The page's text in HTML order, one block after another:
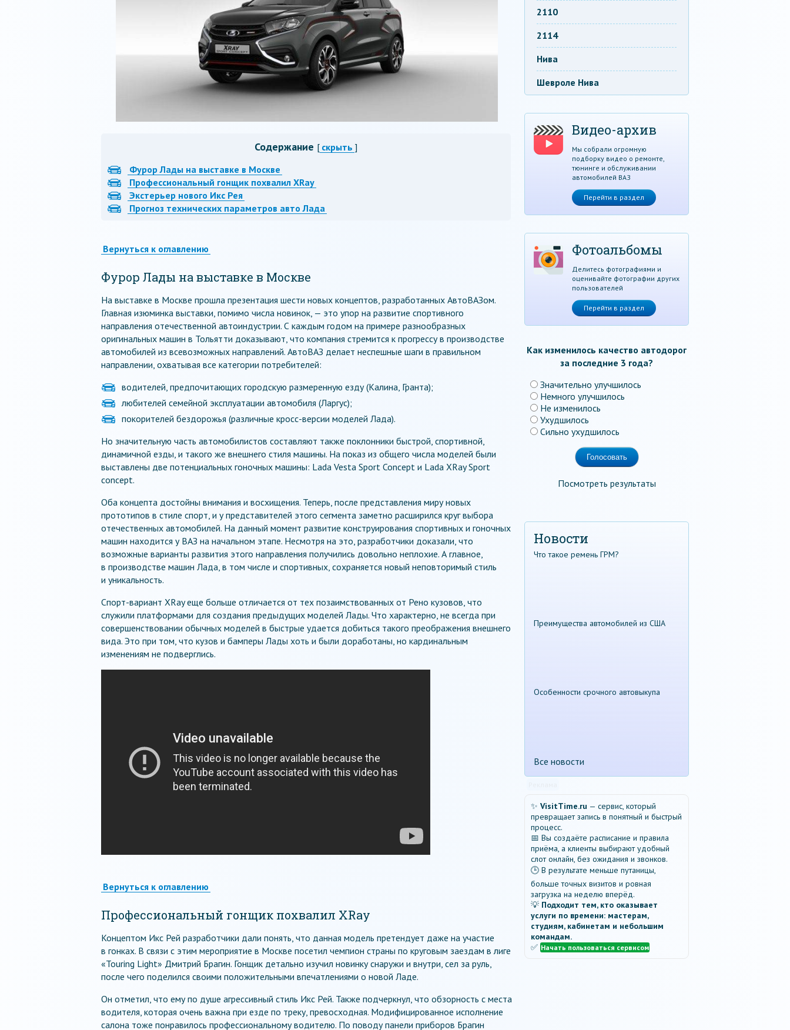
Содержание [ скрыть ]
Фурор Лады на выставке в Москве
Профессиональный гонщик похвалил XRay
Экстерьер нового Икс Рея
Прогноз технических параметров авто Лада
Вернуться к оглавлению
Фурор Лады на выставке в Москве
На выставке в Москве прошла презентация шести новых концептов, разработанных АвтоВАЗом.
Главная изюминка выставки, помимо числа новинок, — это упор на развитие спортивного
направления отечественной автоиндустрии. С каждым годом на примере разнообразных
оригинальных машин в Тольятти доказывают, что компания стремится к прогрессу в производстве
автомобилей из всевозможных направлений. АвтоВАЗ делает неспешные шаги в правильном
направлении, охватывая все категории потребителей:
водителей, предпочитающих городскую размеренную езду (Калина, Гранта);
любителей семейной эксплуатации автомобиля (Ларгус);
покорителей бездорожья (различные кросс-версии моделей Лада).
Но значительную часть автомобилистов составляют также поклонники быстрой, спортивной,
динамичной езды, и такого же внешнего стиля машины. На показ из общего числа моделей были
выставлены две потенциальных гоночных машины: Lada Vesta Sport Concept и Lada XRay Sport
concept.
Оба концепта достойны внимания и восхищения. Теперь, после представления миру новых
прототипов в стиле спорт, и у представителей этого сегмента заметно расширился круг выбора
отечественных автомобилей. На данный момент развитие конструирования спортивных и гоночных
машин находится у ВАЗ на начальном этапе. Несмотря на это, разработчики доказали, что
возможные варианты развития этого направления получились довольно неплохие. А главное,
в производстве машин Лада, в том числе и спортивных, сохраняется новый неповторимый стиль
и уникальность.
Спорт-вариант XRay еще больше отличается от тех позаимствованных от Рено кузовов, что
служили платформами для создания предыдущих моделей Лады. Что характерно, не всегда при
совершенствовании обычных моделей в быстрые удается добиться такого преображения внешнего
вида. Это при том, что кузов и бамперы Лады хоть и были доработаны, но кардинальным
изменениям не подверглись.
Вернуться к оглавлению
Профессиональный гонщик похвалил XRay
Концептом Икс Рей разработчики дали понять, что данная модель претендует даже на участие
в гонках. В связи с этим мероприятие в Москве посетил чемпион страны по круговым заездам в лиге
«Touring Light» Дмитрий Брагин. Гонщик детально изучил новинку снаружи и внутри, сел за руль,
после чего поделился своими положительными впечатлениями о новой Ладе.
Он отметил, что ему по душе агрессивный стиль Икс Рей. Также подчеркнул, что обзорность с места
водителя, которая очень важна при езде по треку, превосходная. Модифицированное исполнение
салона тоже понравилось профессиональному водителю. По поводу панели приборов Брагин
2110
2114
Нива
Шевроле Нива
Видео-архив
Мы собрали огромную
подборку видео о ремонте,
тюнинге и обслуживании
автомобилей ВАЗ
Перейти в раздел
Фотоальбомы
Делитесь фотографиями и
оценивайте фотографии других
пользователей
Перейти в раздел
Как изменилось качество автодорог
за последние 3 года?
Значительно улучшилось
Немного улучшилось
Не изменилось
Ухудшилось
Сильно ухудшилось
Посмотреть результаты
Новости
Что такое ремень ГРМ?
Преимущества автомобилей из США
Особенности срочного автовыкупа
Все новости
✨ VisitTime.ru — сервис, который
превращает запись в понятный и быстрый
процесс.
📅 Вы создаёте расписание и правила
приёма, а клиенты выбирают удобный
слот онлайн, без ожидания и звонков.
🕒 В результате меньше путаницы,
больше точных визитов и ровная
загрузка на неделю вперёд.
💡 Подходит тем, кто оказывает
услуги по времени: мастерам,
студиям, кабинетам и небольшим
командам.
✅ Начать пользоваться сервисом